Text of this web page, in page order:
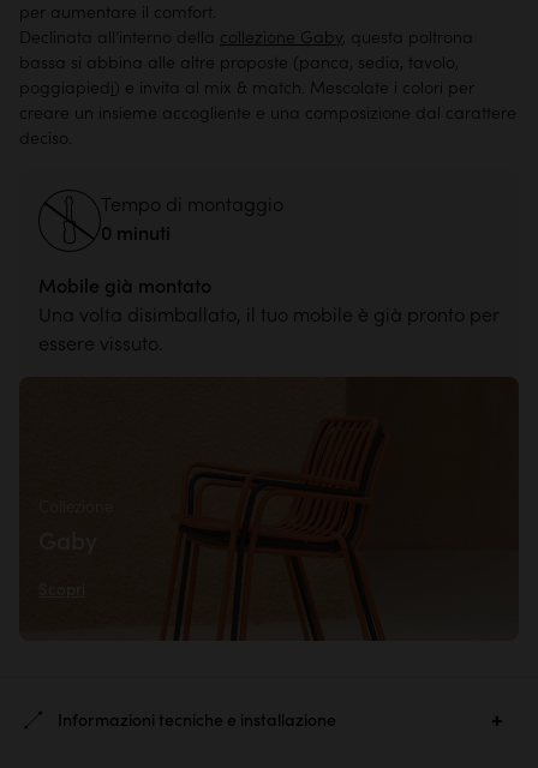
per aumentare il comfort.
Declinata all’interno della collezione Gaby, questa poltrona
bassa si abbina alle altre proposte (panca, sedia, tavolo,
poggiapiedi ) e invita al mix & match. Mescolate i colori per
creare un insieme accogliente e una composizione dal carattere
deciso.
Tempo di montaggio
0 minuti
Mobile già montato
Una volta disimballato, il tuo mobile è già pronto per
essere vissuto.
Gaby
Informazioni tecniche e installazione